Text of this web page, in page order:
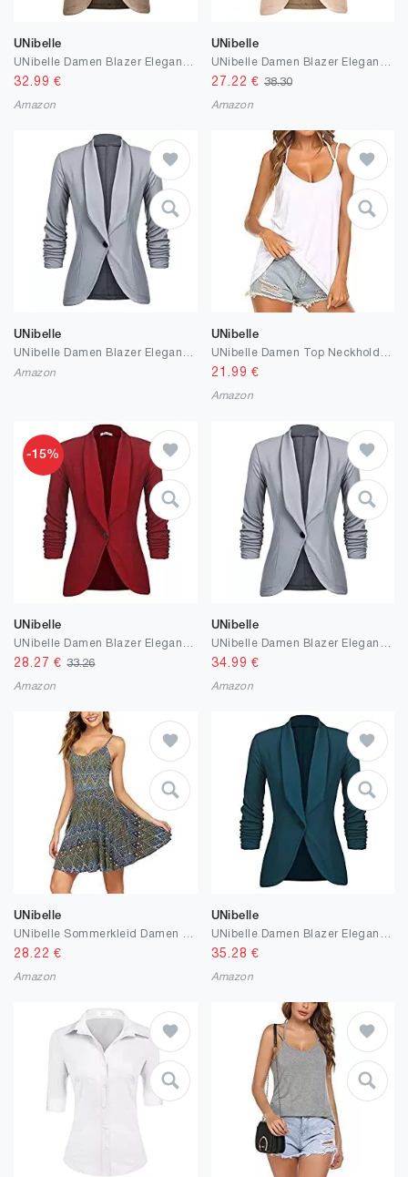
UNibelle
32.99 €
Amazon
UNibelle
27.22 € 38.30
Amazon
UNibelle
Amazon
UNibelle
21.99 €
Amazon
-15%
UNibelle
28.27 €33.26
Amazon
UNibelle
34.99 €
Amazon
UNibelle
28.22 €
Amazon
UNibelle
35.28 €
Amazon